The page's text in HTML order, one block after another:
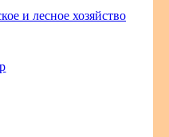
и лесное хозяйство